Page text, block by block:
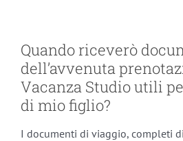
Quando riceverò
dell’avvenuta
Vacanza Studio utili
di mio figlio?
I documenti di viaggio, completi